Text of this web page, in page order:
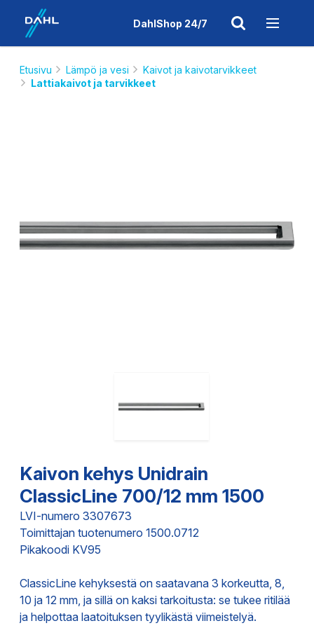
DahlShop 24/7
Etusivu Lämpö ja vesi
Kaivot ja kaivotarvikkeet
Lattiakaivot ja tarvikkeet
Kaivon kehys Unidrain
ClassicLine 700/12 mm 1500
LVI-numero 3307673
Toimittajan tuotenumero 1500.0712
Pikakoodi KV95
ClassicLine kehyksestä on saatavana 3 korkeutta, 8,
10 ja 12 mm, ja sillä on kaksi tarkoitusta: se tukee ritilää
ja helpottaa laatoituksen tyylikästä viimeistelyä.